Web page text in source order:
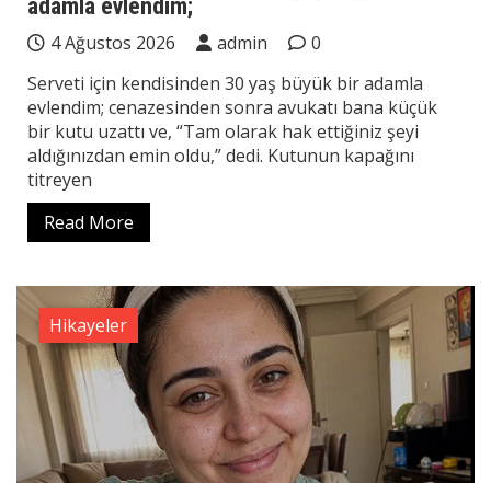
adamla evlendim;
4 Ağustos 2026 admin
0
Serveti için kendisinden 30 yaş büyük bir adamla
evlendim; cenazesinden sonra avukatı bana küçük
bir kutu uzattı ve, “Tam olarak hak ettiğiniz şeyi
aldığınızdan emin oldu,” dedi. Kutunun kapağını
titreyen
Read More
Hikayeler